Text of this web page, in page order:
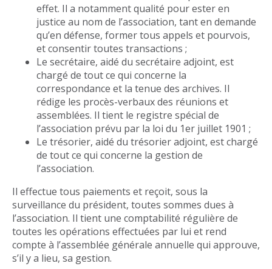
effet. Il a notamment qualité pour ester en
justice au nom de l’association, tant en demande
qu’en défense, former tous appels et pourvois,
et consentir toutes transactions ;
Le secrétaire, aidé du secrétaire adjoint, est
chargé de tout ce qui concerne la
correspondance et la tenue des archives. Il
rédige les procès-verbaux des réunions et
assemblées. Il tient le registre spécial de
l’association prévu par la loi du 1er juillet 1901 ;
Le trésorier, aidé du trésorier adjoint, est chargé
de tout ce qui concerne la gestion de
l’association.
Il effectue tous paiements et reçoit, sous la
surveillance du président, toutes sommes dues à
l’association. Il tient une comptabilité régulière de
toutes les opérations effectuées par lui et rend
compte à l’assemblée générale annuelle qui approuve,
s’il y a lieu, sa gestion.